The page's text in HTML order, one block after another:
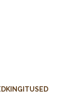
KINGITUSED